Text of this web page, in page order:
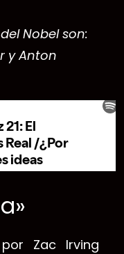
Nobel son:
y Anton
Zac Irving